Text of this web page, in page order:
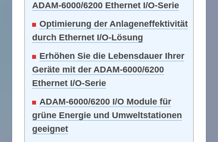
ADAM-6000/6200 Ethernet I/O-Serie
Optimierung der Anlageneffektivität
durch Ethernet I/O-Lösung
Erhöhen Sie die Lebensdauer Ihrer
Geräte mit der ADAM-6000/6200
Ethernet I/O-Serie
ADAM-6000/6200 I/O Module für
grüne Energie und Umweltstationen
geeignet